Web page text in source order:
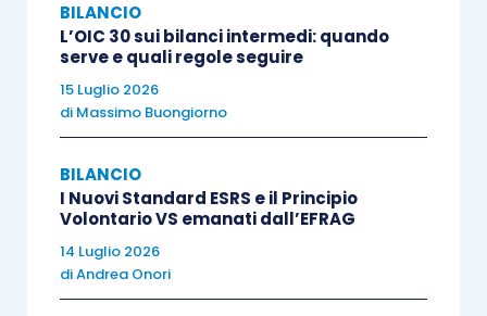
immateriali”, l’OIC 24 specifica quanto segue:
l’acquirente del
altri diritti reali)
costo sostenuto per il diritto di
godimento dei titoli comprensivo dei
costi accessori;
software per uso interno “non
giuridicamente tutelato”sono iscritti
BILANCIO
L’OIC 30 sui bilanci intermedi: quando
serve e quali regole seguire
15 Luglio 2026
di Massimo Buongiorno
BILANCIO
I Nuovi Standard ESRS e il Principio
Volontario VS emanati dall’EFRAG
14 Luglio 2026
diAndrea Onori